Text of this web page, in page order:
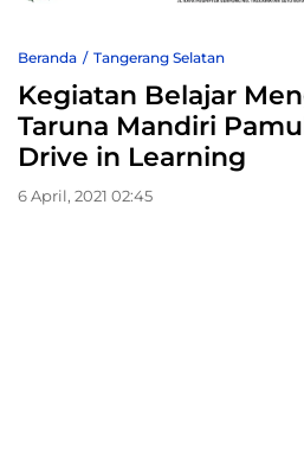
Beranda Tangerang Selatan
Kegiatan Belajar
Taruna Mandiri
Drive in Learning
6 April, 2021 02:45